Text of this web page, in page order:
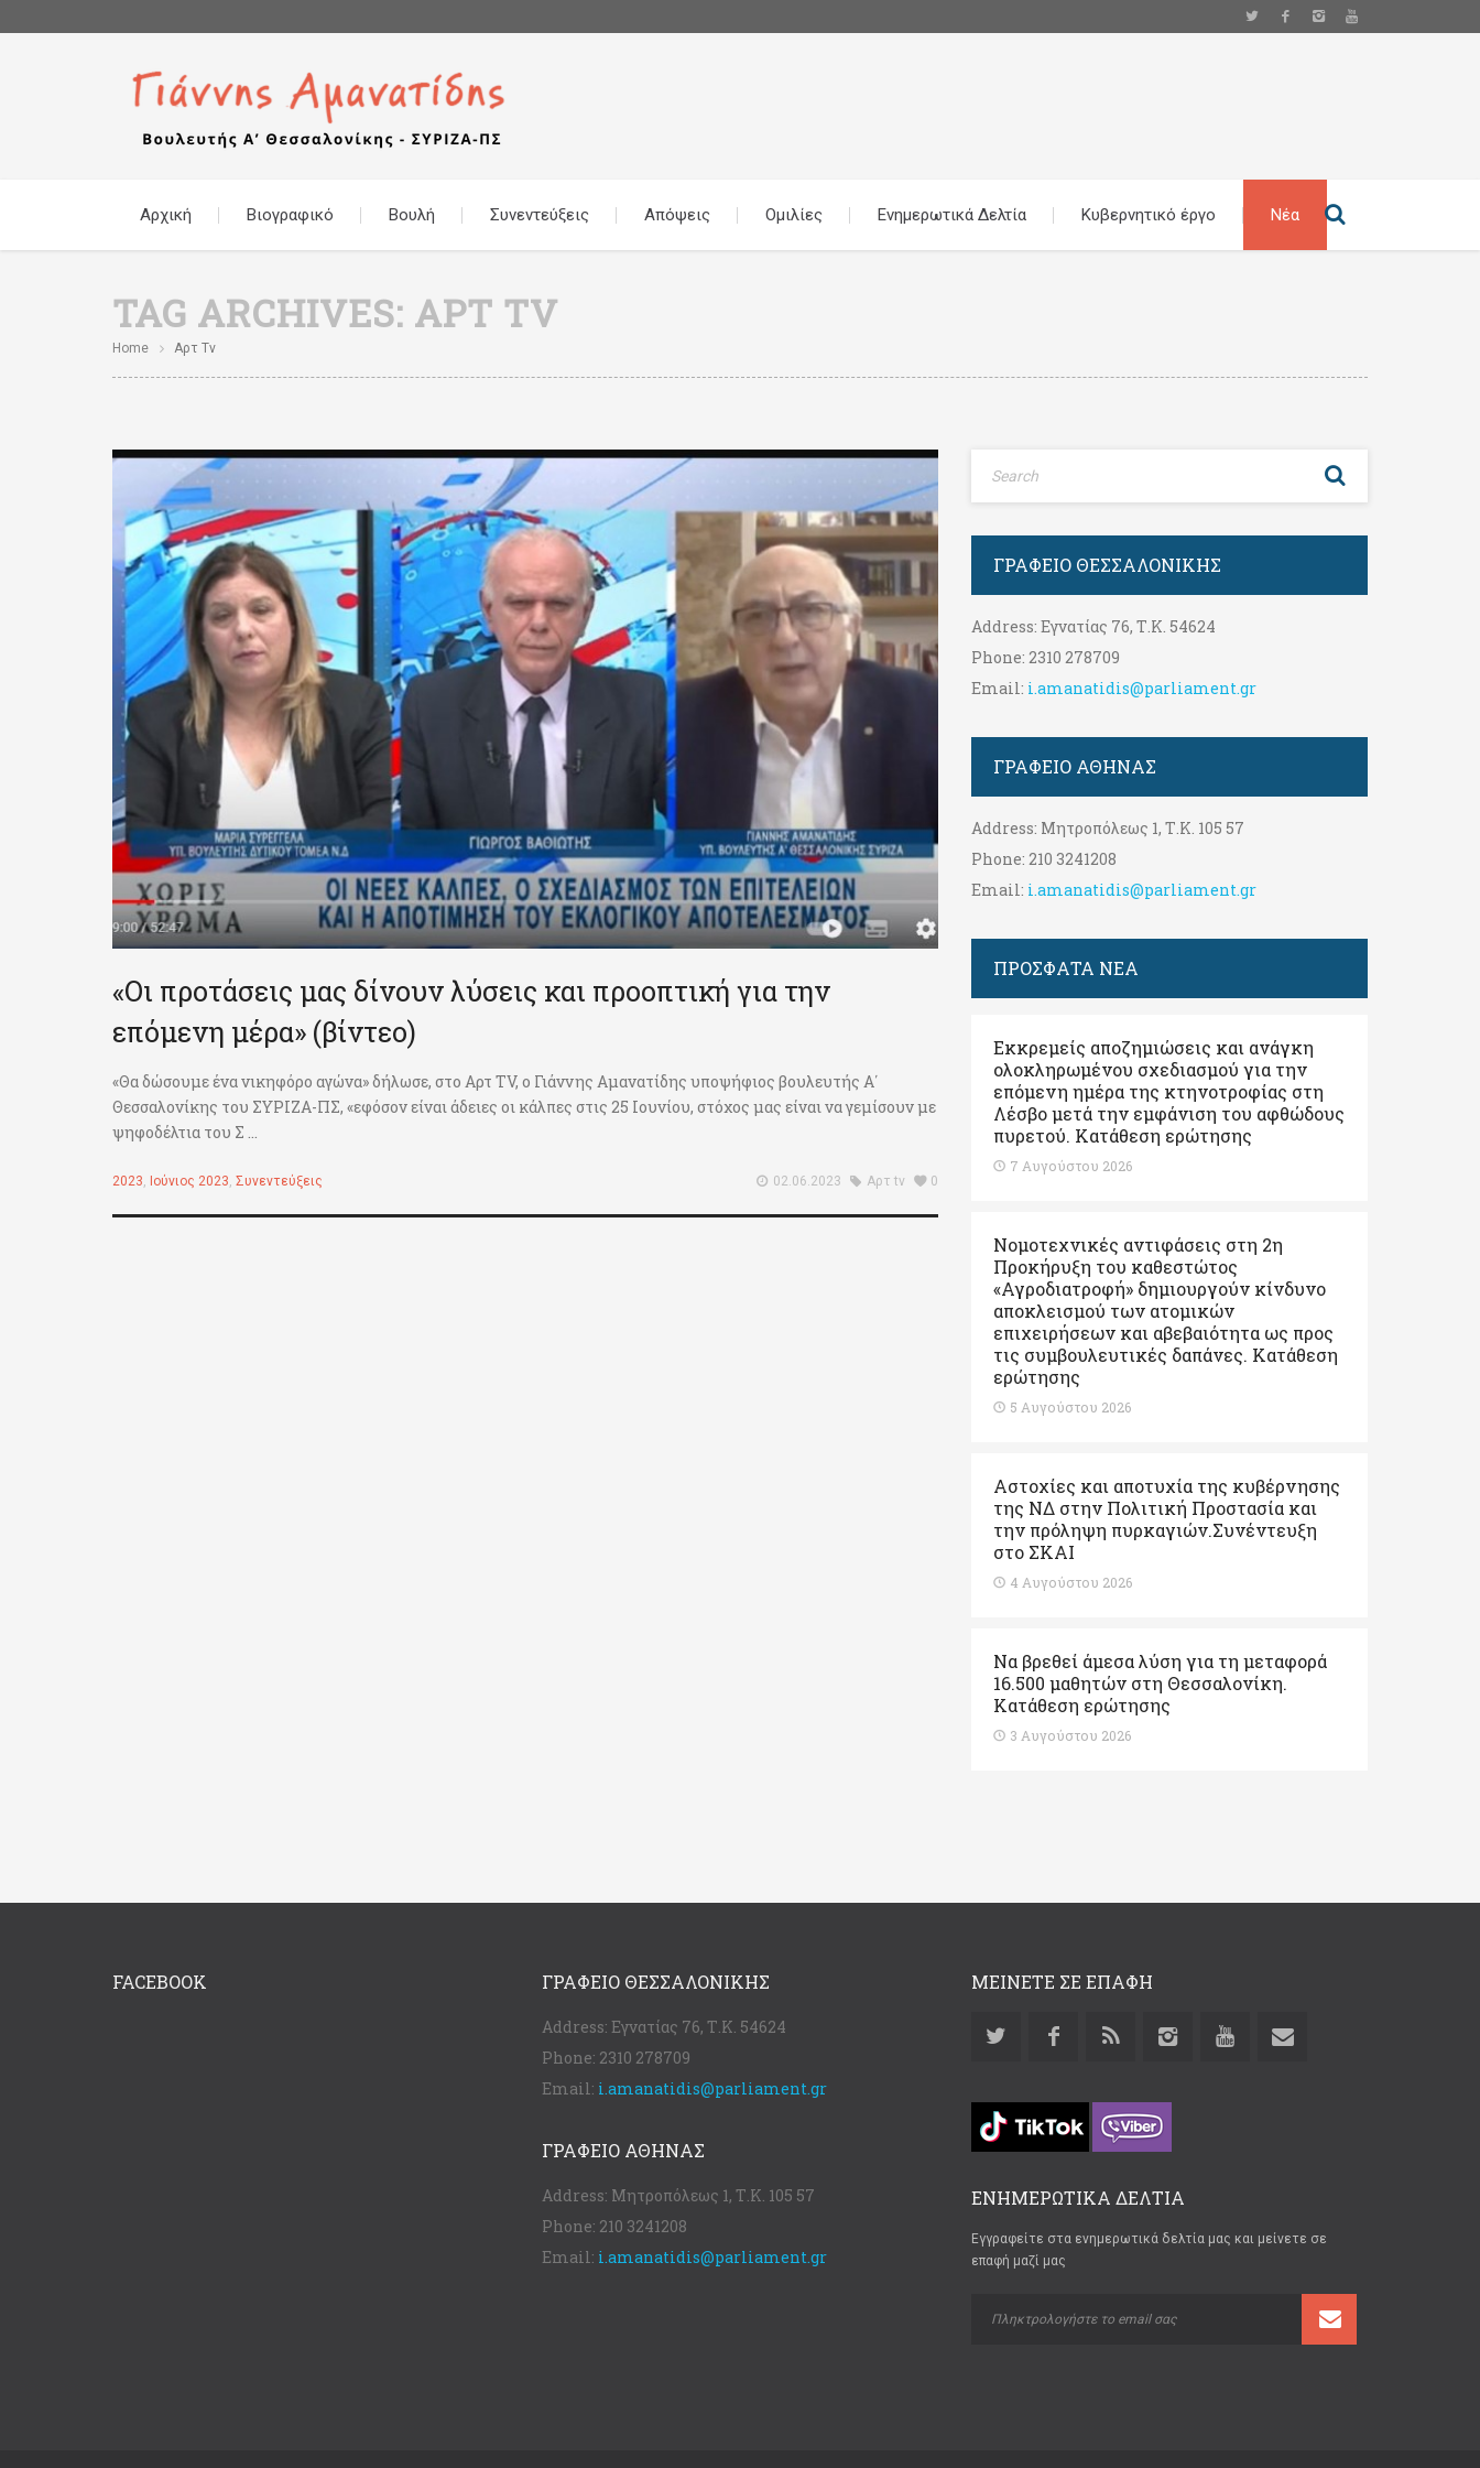
Αρχική Βιογραφικό Βουλή Συνεντεύξεις Απόψεις Ομιλίες Ενημερωτικά Δελτία Κυβερνητικό έργο Νέα
TAG ARCHIVES: ΑΡΤ TV
Home Αρτ Tv
«Οι προτάσεις μας δίνουν λύσεις και προοπτική για την
επόμενη μέρα» (βίντεο)
«Θα δώσουμε ένα νικηφόρο αγώνα» δήλωσε, στο Αρτ ΤV, ο Γιάννης Αμανατίδης υποψήφιος βουλευτής Α΄
Θεσσαλονίκης του ΣΥΡΙΖΑ-ΠΣ, «εφόσον είναι άδειες οι κάλπες στις 25 Ιουνίου, στόχος μας είναι να γεμίσουν με
ψηφοδέλτια του Σ ...
2023, Ιούνιος 2023, Συνεντεύξεις 02.06.2023 Αρτ tv 0
ΓΡΑΦΕΊΟ ΘΕΣΣΑΛΟΝΊΚΗΣ
Address: Εγνατίας 76, Τ.Κ. 54624
Phone: 2310 278709
Email: i.amanatidis@parliament.gr
ΓΡΑΦΕΊΟ ΑΘΉΝΑΣ
Address: Μητροπόλεως 1, Τ.Κ. 105 57
Phone: 210 3241208
Email: i.amanatidis@parliament.gr
ΠΡΟΣΦΑΤΑ ΝΕΑ
Εκκρεμείς αποζημιώσεις και ανάγκη
ολοκληρωμένου σχεδιασμού για την
επόμενη ημέρα της κτηνοτροφίας στη
Λέσβο μετά την εμφάνιση του αφθώδους
πυρετού. Kατάθεση ερώτησης
7 Αυγούστου 2026
Νομοτεχνικές αντιφάσεις στη 2η
Προκήρυξη του καθεστώτος
«Αγροδιατροφή» δημιουργούν κίνδυνο
αποκλεισμού των ατομικών
επιχειρήσεων και αβεβαιότητα ως προς
τις συμβουλευτικές δαπάνες. Κατάθεση
ερώτησης
5 Αυγούστου 2026
Αστοχίες και αποτυχία της κυβέρνησης
της ΝΔ στην Πολιτική Προστασία και
την πρόληψη πυρκαγιών.Συνέντευξη
στο ΣΚΑΙ
4 Αυγούστου 2026
Να βρεθεί άμεσα λύση για τη μεταφορά
16.500 μαθητών στη Θεσσαλονίκη.
Κατάθεση ερώτησης
3 Αυγούστου 2026
FACEBOOK ΓΡΑΦΕΊΟ ΘΕΣΣΑΛΟΝΊΚΗΣ
Address: Εγνατίας 76, Τ.Κ. 54624
Phone: 2310 278709
Email: i.amanatidis@parliament.gr
ΓΡΑΦΕΊΟ ΑΘΉΝΑΣ
Address: Μητροπόλεως 1, Τ.Κ. 105 57
Phone: 210 3241208
Email: i.amanatidis@parliament.gr
ΜΕΙΝΕΤΕ ΣΕ ΕΠΑΦΗ
ΕΝΗΜΕΡΩΤΙΚΑ ΔΕΛΤΙΑ
Εγγραφείτε στα ενημερωτικά δελτία μας και μείνετε σε
επαφή μαζί μας